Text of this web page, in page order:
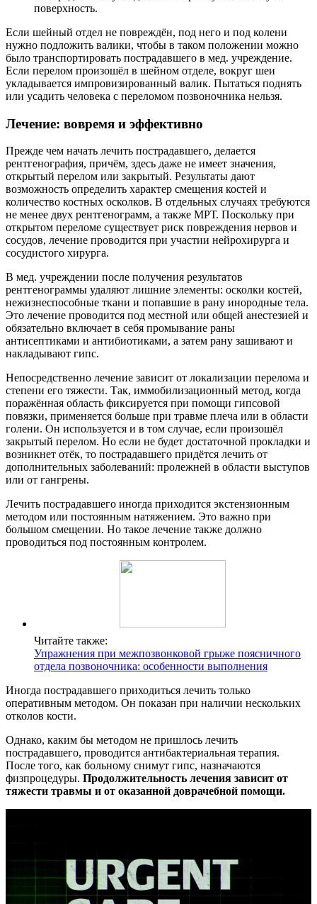
поверхность.
Если шейный отдел не повреждён, под него и под колени
нужно подложить валики, чтобы в таком положении можно
было транспортировать пострадавшего в мед. учреждение.
Если перелом произошёл в шейном отделе, вокруг шеи
укладывается импровизированный валик. Пытаться поднять
или усадить человека с переломом позвоночника нельзя.
Лечение: вовремя и эффективно
Прежде чем начать лечить пострадавшего, делается
рентгенография, причём, здесь даже не имеет значения,
открытый перелом или закрытый. Результаты дают
возможность определить характер смещения костей и
количество костных осколков. В отдельных случаях требуются
не менее двух рентгенограмм, а также МРТ. Поскольку при
открытом переломе существует риск повреждения нервов и
сосудов, лечение проводится при участии нейрохирурга и
сосудистого хирурга.
В мед. учреждении после получения результатов
рентгенограммы удаляют лишние элементы: осколки костей,
нежизнеспособные ткани и попавшие в рану инородные тела.
Это лечение проводится под местной или общей анестезией и
обязательно включает в себя промывание раны
антисептиками и антибиотиками, а затем рану зашивают и
накладывают гипс.
Непосредственно лечение зависит от локализации перелома и
степени его тяжести. Так, иммобилизационный метод, когда
поражённая область фиксируется при помощи гипсовой
повязки, применяется больше при травме плеча или в области
голени. Он используется и в том случае, если произошёл
закрытый перелом. Но если не будет достаточной прокладки и
возникнет отёк, то пострадавшего придётся лечить от
дополнительных заболеваний: пролежней в области выступов
или от гангрены.
Лечить пострадавшего иногда приходится экстензионным
методом или постоянным натяжением. Это важно при
большом смещении. Но такое лечение также должно
проводиться под постоянным контролем.
Читайте также:
Упражнения при межпозвонковой грыже поясничного
отдела позвоночника: особенности выполнения
Иногда пострадавшего приходиться лечить только
оперативным методом. Он показан при наличии нескольких
отколов кости.
Однако, каким бы методом не пришлось лечить
пострадавшего, проводится антибактериальная терапия.
После того, как больному снимут гипс, назначаются
физпроцедуры. Продолжительность лечения зависит от
тяжести травмы и от оказанной доврачебной помощи.